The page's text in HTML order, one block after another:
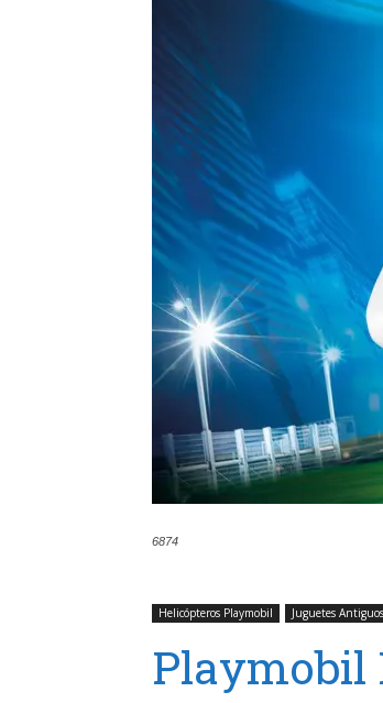
6874
Helicópteros Playmobil Juguetes Antiguos
Playmobil